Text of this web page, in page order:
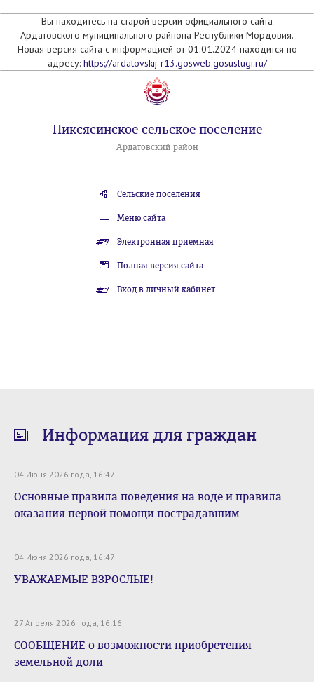
Вы находитесь на старой версии официального сайта
Ардатовского муниципального райнона Республики Мордовия.
Новая версия сайта с информацией от 01.01.2024 находится по
адресу: https://ardatovskij-r13.gosweb.gosuslugi.ru/
Пиксясинское сельское поселение
Ардатовский район
Сельские поселения
Меню сайта
Электронная приемная
Полная версия сайта
Вход в личный кабинет
Информация для граждан
04 Июня 2026 года, 16:47
Основные правила поведения на воде и правила
оказания первой помощи пострадавшим
04 Июня 2026 года, 16:47
УВАЖАЕМЫЕ ВЗРОСЛЫЕ!
27 Апреля 2026 года, 16:16
СООБЩЕНИЕ о возможности приобретения
земельной доли